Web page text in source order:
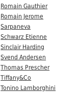
Romain Gauthier
Romain Jerome
Sarpaneva
Schwarz Etienne
Sinclair Harding
Svend Andersen
Thomas Prescher
Tiffany&Co
Tonino Lamborghini